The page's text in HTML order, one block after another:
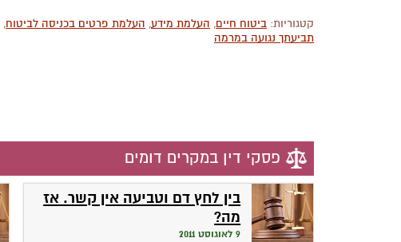
קטגוריות: ביטוח חיים, העלמת מידע, העלמת פרטים בכניסה לביטוח,
תביעתך נגועה במרמה
פסקי דין במקרים דומים
בין לחץ דם וטביעה אין קשר. אז
מה?
9 לאוגוסט 2011